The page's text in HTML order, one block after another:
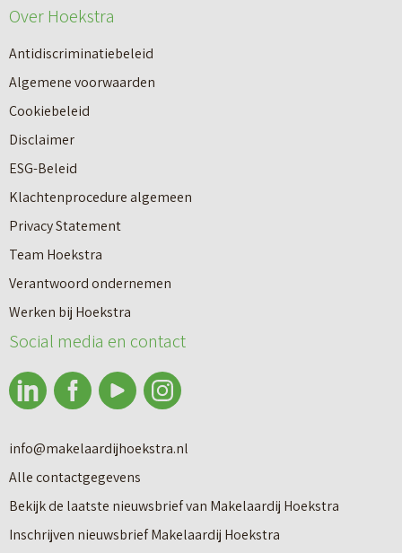
n
k
o
o
p
m
a
k
e
l
a
a
?
a
r
d
e
b
e
p
a
l
i
n
g
o
C
o
f
l
a
g
Over Hoekstra
Antidiscriminatiebeleid
Algemene voorwaarden
Cookiebeleid
Disclaimer
ESG-Beleid
Klachtenprocedure algemeen
Privacy Statement
Team Hoekstra
Verantwoord ondernemen
Werken bij Hoekstra
Social media en contact
info@makelaardijhoekstra.nl
Alle contactgegevens
Bekijk de laatste nieuwsbrief van Makelaardij Hoekstra
Inschrijven nieuwsbrief Makelaardij Hoekstra